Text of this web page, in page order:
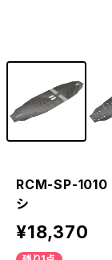
RCM-SP-1010
シ
¥18,370